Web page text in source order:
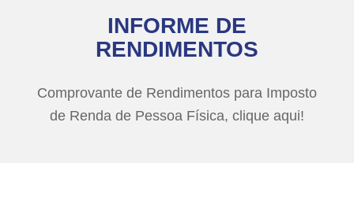
INFORME DE
RENDIMENTOS
Comprovante de Rendimentos para Imposto
de Renda de Pessoa Física, clique aqui!